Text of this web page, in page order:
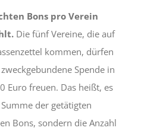
Bons pro Verein
Die fünf Vereine, die auf
kommen, dürfen
Spende in
Euro freuen. Das heißt, es
der getätigten
Bons, sondern die Anzahl